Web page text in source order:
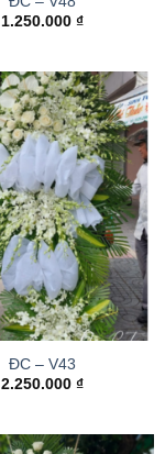
1.250.000 ₫
ĐC – V43
2.250.000 ₫